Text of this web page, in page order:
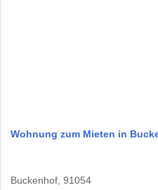
Wohnung zum Mieten in
Buckenhof, 91054